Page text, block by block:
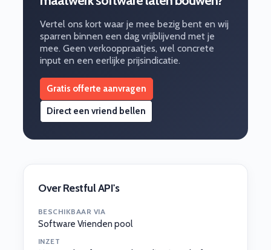
Vertel ons kort waar je mee bezig bent en wij
sparren binnen een dag vrijblijvend met je
mee. Geen verkooppraatjes, wel concrete
input en een eerlijke prijsindicatie.
Gratis offerte aanvragen
Direct een vriend bellen
Over Restful API's
BESCHIKBAAR VIA
Software Vrienden pool
INZET